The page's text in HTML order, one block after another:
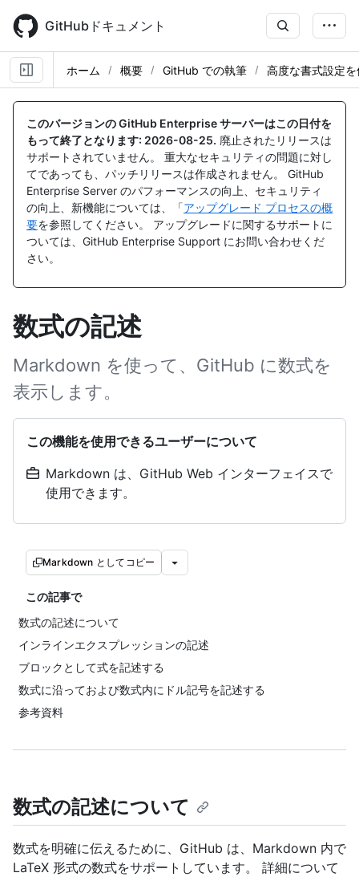
main
content
GitHubドキュメント
ホーム 概要 GitHub での執筆 高度な書式設定
このバージョンの GitHub Enterprise サーバーはこの日付を
もって終了となります: 2026-08-25. 廃止されたリリースは
サポートされていません。 重大なセキュリティの問題に対し
てであっても、パッチリリースは作成されません。 GitHub
Enterprise Server のパフォーマンスの向上、セキュリティ
の向上、新機能については、「アップグレード プロセスの概
要を参照してください。 アップグレードに関するサポートに
ついては、GitHub Enterprise Support にお問い合わせくだ
さい。
数式の記述
Markdown を使って、GitHub に数式を
表示します。
この機能を使用できるユーザーについて
Markdown は、GitHub Web インターフェイスで
使用できます。
Markdown としてコピー
この記事で
数式の記述について
インラインエクスプレッションの記述
ブロックとして式を記述する
数式に沿っておよび数式内にドル記号を記述する
参考資料
数式の記述について
数式を明確に伝えるために、GitHub は、Markdown 内で
LaTeX 形式の数式をサポートしています。 詳細について